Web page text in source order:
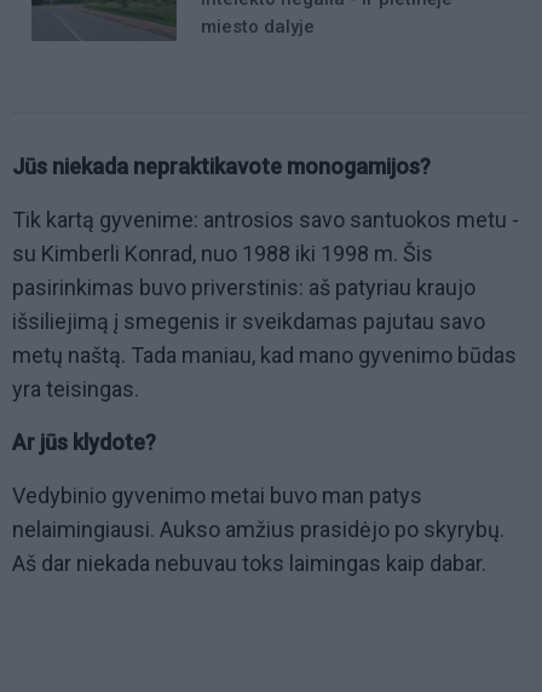
miesto dalyje
Jūs niekada nepraktikavote monogamijos?
Tik kartą gyvenime: antrosios savo santuokos metu -
su Kimberli Konrad, nuo 1988 iki 1998 m. Šis
pasirinkimas buvo priverstinis: aš patyriau kraujo
išsiliejimą į smegenis ir sveikdamas pajutau savo
metų naštą. Tada maniau, kad mano gyvenimo būdas
yra teisingas.
Ar jūs klydote?
Vedybinio gyvenimo metai buvo man patys
nelaimingiausi. Aukso amžius prasidėjo po skyrybų.
Aš dar niekada nebuvau toks laimingas kaip dabar.